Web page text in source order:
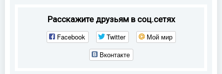
Расскажите друзьям в соц.сетях
Facebook Twitter
Мой мир
Вконтакте